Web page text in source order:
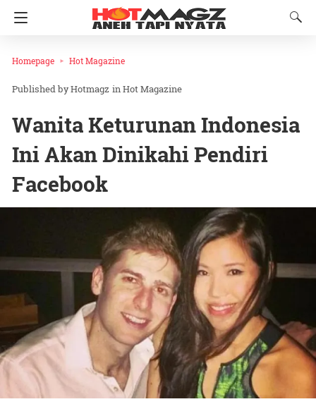
Homepage Hot Magazine
Hotmagz inHot Magazine
Wanita Keturunan Indonesia
Ini Akan Dinikahi Pendiri
Facebook